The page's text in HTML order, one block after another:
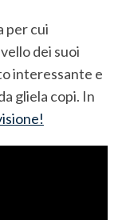
per cui
dei suoi
interessante e
gliela copi. In